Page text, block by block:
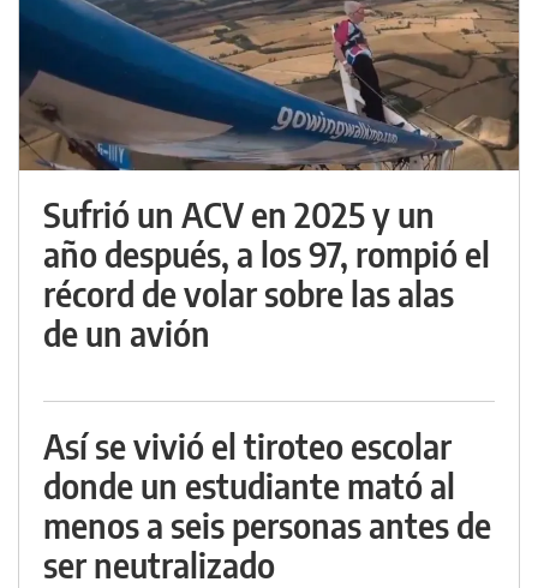
Sufrió un ACV en 2025 y un
año después, a los 97, rompió el
récord de volar sobre las alas
de un avión
Así se vivió el tiroteo escolar
donde un estudiante mató al
menos a seis personas antes de
ser neutralizado